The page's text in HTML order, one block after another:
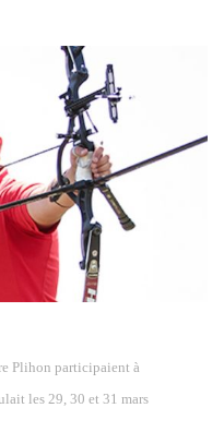
Plihon participaient à
les 29, 30 et 31 mars